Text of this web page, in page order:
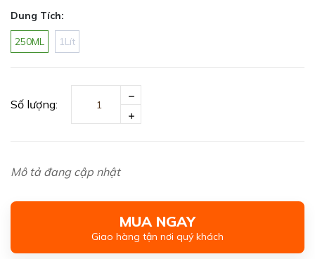
Dung Tích:
250ML 1Lít
Số lượng:
Mô tả đang cập nhật
MUA NGAY
Giao hàng tận nơi quý khách